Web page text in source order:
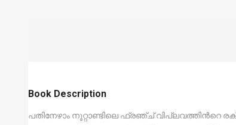
Book Description
പതിനേഴാം നൂറ്റാണ്ടിലെ ഫ്രഞ്ച്